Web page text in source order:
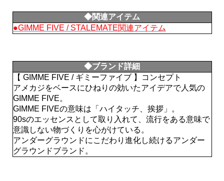
◆関連アイテム
●GIMME FIVE / STALEMATE関連アイテム
◆ブランド詳細
【 GIMME FIVE / ギミーファイブ 】コンセプト
アメカジをベースにひねりの効いたアイデアで人気の
GIMME FIVE。
GIMME FIVEの意味は「ハイタッチ、挨拶」。
90sのエッセンスとして取り入れて、流行をある意味で
意識しない物づくりを心がけている。
アンダーグラウンドにこだわり進化し続けるアンダー
グラウンドブランド。